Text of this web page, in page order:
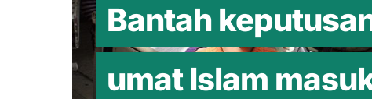
Bantah
umat Islam